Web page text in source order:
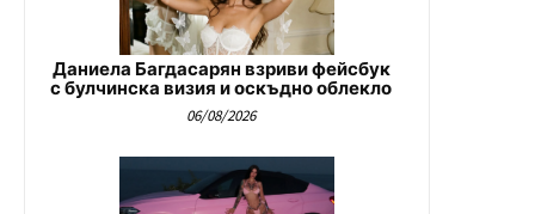
Даниела Багдасарян взриви фейсбук
с булчинска визия и оскъдно облекло
06/08/2026